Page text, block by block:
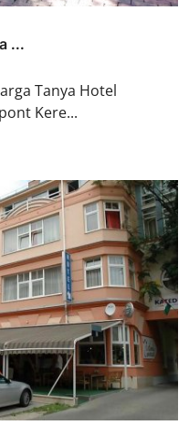
...
Tanya Hotel
Kere...